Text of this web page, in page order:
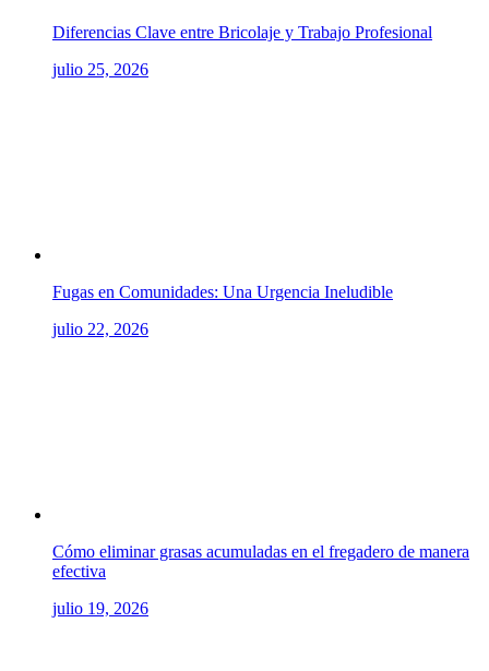
Diferencias Clave entre Bricolaje y Trabajo Profesional
julio 25, 2026
Fugas en Comunidades: Una Urgencia Ineludible
julio 22, 2026
Cómo eliminar grasas acumuladas en el fregadero de manera
efectiva
julio 19, 2026